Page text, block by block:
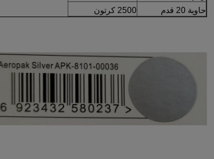
حاوية 20 قدم
2500 كرتون